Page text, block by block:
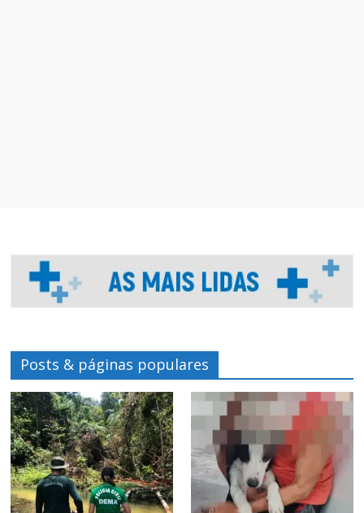
Posts & páginas populares